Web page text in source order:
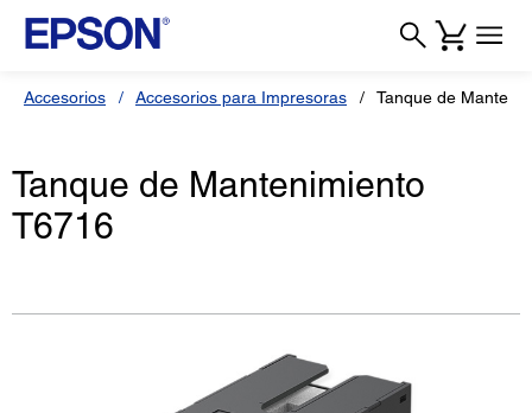
Accesorios Accesorios para Impresoras Tanque de
Tanque de Mantenimiento
T6716